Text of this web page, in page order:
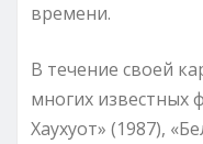
времени.
В течение своей
многих известных
Хаухуот» (1987),